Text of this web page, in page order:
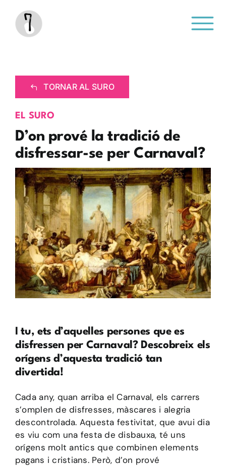
contenido
TORNAR AL SURO
EL SURO
D’on prové la tradició de
disfressar-se per Carnaval?
I tu, ets d’aquelles persones que es
disfressen per Carnaval? Descobreix els
orígens d’aquesta tradició tan
divertida!
Cada any, quan arriba el Carnaval, els carrers
s’omplen de disfresses, màscares i alegria
descontrolada. Aquesta festivitat, que avui dia
es viu com una festa de disbauxa, té uns
orígens molt antics que combinen elements
pagans i cristians. Però, d’on prové